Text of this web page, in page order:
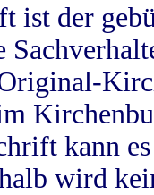
ist der
kann
wird